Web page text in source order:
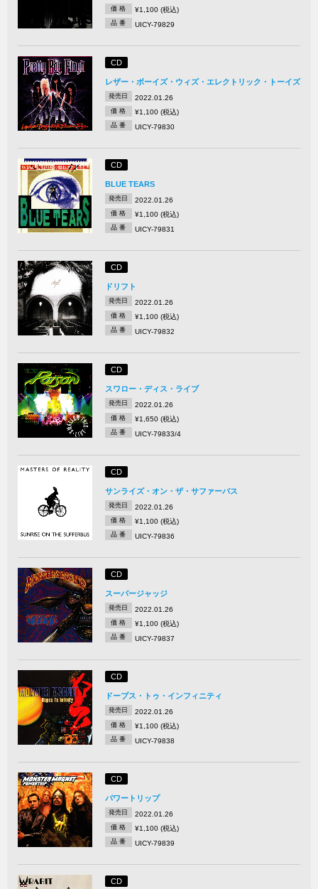
価 格 ¥1,100 (税込)
品 番 UICY-79829
CD
レザー・ボーイズ・ウィズ・エレクトリック・トーイズ
発売日 2022.01.26
価 格 ¥1,100 (税込)
品 番 UICY-79830
CD
BLUE TEARS
発売日 2022.01.26
価 格 ¥1,100 (税込)
品 番 UICY-79831
CD
ドリフト
発売日 2022.01.26
価 格 ¥1,100 (税込)
品 番 UICY-79832
CD
スワロー・ディス・ライブ
発売日 2022.01.26
価 格 ¥1,650 (税込)
品 番 UICY-79833/4
CD
サンライズ・オン・ザ・サファーバス
発売日 2022.01.26
価 格 ¥1,100 (税込)
品 番 UICY-79836
CD
スーパージャッジ
発売日 2022.01.26
価 格 ¥1,100 (税込)
品 番 UICY-79837
CD
ドープス・トゥ・インフィニティ
発売日 2022.01.26
価 格 ¥1,100 (税込)
品 番 UICY-79838
CD
パワートリップ
発売日 2022.01.26
価 格 ¥1,100 (税込)
品 番 UICY-79839
CD